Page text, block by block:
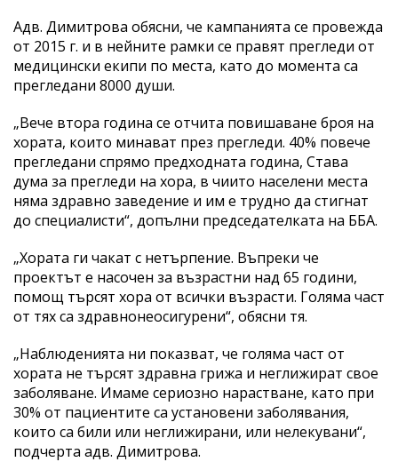
Адв. Димитрова обясни, че кампанията се провежда
от 2015 г. и в нейните рамки се правят прегледи от
медицински екипи по места, като до момента са
прегледани 8000 души.
„Вече втора година се отчита повишаване броя на
хората, които минават през прегледи. 40% повече
прегледани спрямо предходната година, Става
дума за прегледи на хора, в чиито населени места
няма здравно заведение и им е трудно да стигнат
до специалисти“, допълни председателката на ББА.
„Хората ги чакат с нетърпение. Въпреки че
проектът е насочен за възрастни над 65 години,
помощ търсят хора от всички възрасти. Голяма част
от тях са здравнонеосигурени“, обясни тя.
„Наблюденията ни показват, че голяма част от
хората не търсят здравна грижа и неглижират свое
заболяване. Имаме сериозно нарастване, като при
30% от пациентите са установени заболявания,
които са били или неглижирани, или нелекувани“,
подчерта адв. Димитрова.